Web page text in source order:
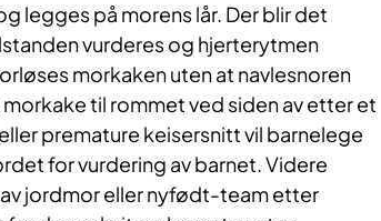
legges på morens lår. Der blir det
vurderes og hjerterytmen
morkaken uten at navlesnoren
til rommet ved siden av etter et
premature keisersnitt vil barnelege
for vurdering av barnet. Videre
jordmor eller nyfødt-team etter